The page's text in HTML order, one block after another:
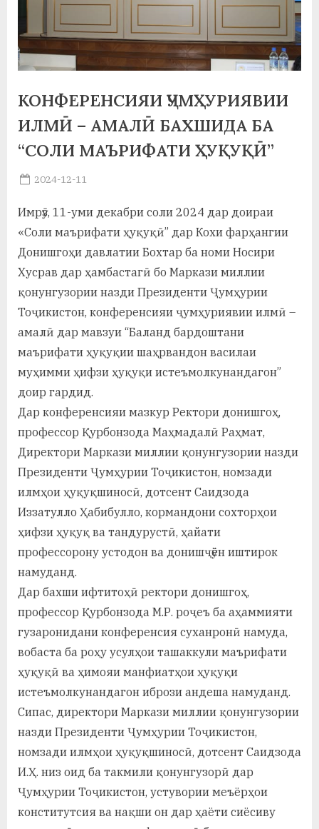
а
н
о
м
и
Н
и
р
и
Х
р
а
в
КОНФЕРЕНСИЯИ ҶУМҲУРИЯВИИ
ИЛМӢ – АМАЛӢ БАХШИДА БА
“СОЛИ МАЪРИФАТИ ҲУҚУҚӢ”
Posted
2024-12-11
Имрӯз, 11-уми декабри соли 2024 дар доираи
«Соли маърифати ҳуқуқӣ” дар Кохи фарҳангии
Донишгоҳи давлатии Бохтар ба номи Носири
Хусрав дар ҳамбастагӣ бо Маркази миллии
қонунгузории назди Президенти Ҷумҳурии
Тоҷикистон, конференсияи ҷумҳуриявии илмӣ –
амалӣ дар мавзуи “Баланд бардоштани
маърифати ҳуқуқии шаҳрвандон василаи
муҳимми ҳифзи ҳуқуқи истеъмолкунандагон”
доир гардид.
Дар конференсияи мазкур Ректори донишгоҳ,
профессор Қурбонзода Маҳмадалӣ Раҳмат,
Директори Маркази миллии қонунгузории назди
Президенти Ҷумҳурии Тоҷикистон, номзади
илмҳои ҳуқуқшиносӣ, дотсент Саидзода
Иззатулло Ҳабибулло, кормандони сохторҳои
ҳифзи ҳуқуқ ва тандурустӣ, ҳайати
профессорону устодон ва донишҷӯён иштирок
намуданд.
Дар бахши ифтитоҳӣ ректори донишгоҳ,
профессор Қурбонзода М.Р. роҷеъ ба аҳаммияти
гузаронидани конференсия суханронӣ намуда,
вобаста ба роҳу усулҳои ташаккули маърифати
ҳуқуқӣ ва ҳимояи манфиатҳои ҳуқуқи
истеъмолкунандагон ибрози андеша намуданд.
Сипас, директори Маркази миллии қонунгузории
назди Президенти Ҷумҳурии Тоҷикистон,
номзади илмҳои ҳуқуқшиносӣ, дотсент Саидзода
И.Ҳ. низ оид ба такмили қонунгузорӣ дар
Ҷумҳурии Тоҷикистон, устувории меъёрҳои
конститутсия ва нақши он дар ҳаёти сиёсиву